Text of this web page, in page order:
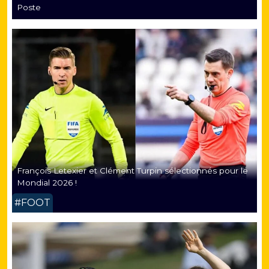
Poste
François Letexier et Clément Turpin sélectionnés pour le
Mondial 2026 !
#FOOT